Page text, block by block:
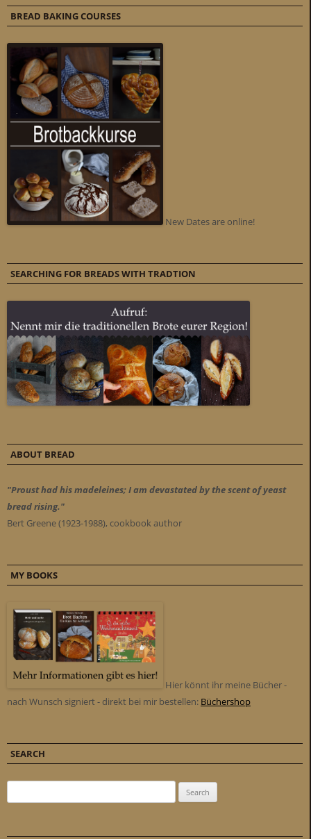
BREAD BAKING COURSES
New Dates are online!
SEARCHING FOR BREADS WITH TRADTION
ABOUT BREAD
"Proust had his madeleines; I am devastated by the scent of yeast
bread rising."
Bert Greene (1923-1988), cookbook author
MY BOOKS
Hier könnt ihr meine Bücher -
nach Wunsch signiert - direkt bei mir bestellen: Büchershop
SEARCH